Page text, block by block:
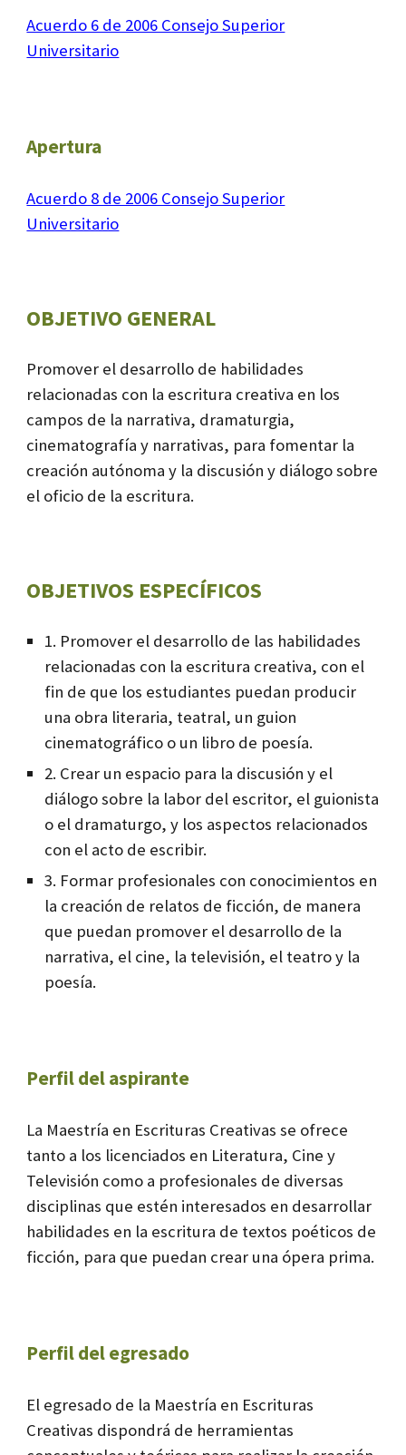
Acuerdo 6 de 2006 Consejo Superior
Universitario
Apertura
Acuerdo 8 de 2006 Consejo Superior
Universitario
OBJETIVO GENERAL
Promover el desarrollo de habilidades
relacionadas con la escritura creativa en los
campos de la narrativa, dramaturgia,
cinematografía y narrativas, para fomentar la
creación autónoma y la discusión y diálogo sobre
el oficio de la escritura.
OBJETIVOS ESPECÍFICOS
1. Promover el desarrollo de las habilidades
relacionadas con la escritura creativa, con el
fin de que los estudiantes puedan producir
una obra literaria, teatral, un guion
cinematográfico o un libro de poesía.
2. Crear un espacio para la discusión y el
diálogo sobre la labor del escritor, el guionista
o el dramaturgo, y los aspectos relacionados
con el acto de escribir.
3. Formar profesionales con conocimientos en
la creación de relatos de ficción, de manera
que puedan promover el desarrollo de la
narrativa, el cine, la televisión, el teatro y la
poesía.
Perfil del aspirante
La Maestría en Escrituras Creativas se ofrece
tanto a los licenciados en Literatura, Cine y
Televisión como a profesionales de diversas
disciplinas que estén interesados en desarrollar
habilidades en la escritura de textos poéticos de
ficción, para que puedan crear una ópera prima.
Perfil del egresado
El egresado de la Maestría en Escrituras
Creativas dispondrá de herramientas